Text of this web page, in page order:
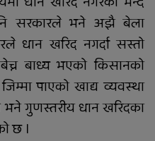
१७ किलोमिटर कालोपत्रे
सरकारले भने अझै बेला
धान खरिद नगर्दा सस्तो
बाध्य भएको किसानको
पाएको खाद्य व्यवस्था
भने गुणस्तरीय धान खरिदका
छ ।